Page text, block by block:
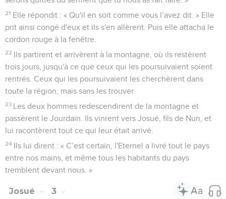
21 Elle répondit : « Qu'il en soit comme vous l’avez dit. » Elle
prit ainsi congé d'eux et ils s'en allèrent. Puis elle attacha le
cordon rouge à la fenêtre.
22 Ils partirent et arrivèrent à la montagne, où ils restèrent
trois jours, jusqu'à ce que ceux qui les poursuivaient soient
rentrés. Ceux qui les poursuivaient les cherchèrent dans
toute la région, mais sans les trouver.
23 Les deux hommes redescendirent de la montagne et
passèrent le Jourdain. Ils vinrent vers Josué, fils de Nun, et
lui racontèrent tout ce qui leur était arrivé.
24 Ils lui dirent : « C’est certain, l'Eternel a livré tout le pays
entre nos mains, et même tous les habitants du pays
tremblent devant nous. »
Josué 3